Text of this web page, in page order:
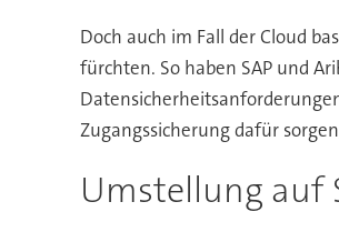
Doch auch im Fall der Cloud
fürchten. So haben SAP und
Zugangssicherung dafür
Umstellung auf